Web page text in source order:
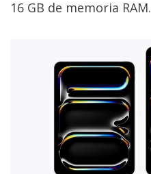
16 GB de memoria RAM.